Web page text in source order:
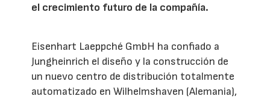
el crecimiento futuro de la compañía.
Eisenhart Laeppché GmbH ha confiado a
Jungheinrich el diseño y la construcción de
un nuevo centro de distribución totalmente
automatizado en Wilhelmshaven (Alemania),